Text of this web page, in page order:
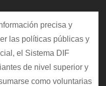
precisa y
las políticas públicas y
el Sistema DIF
de nivel superior y
como voluntarias